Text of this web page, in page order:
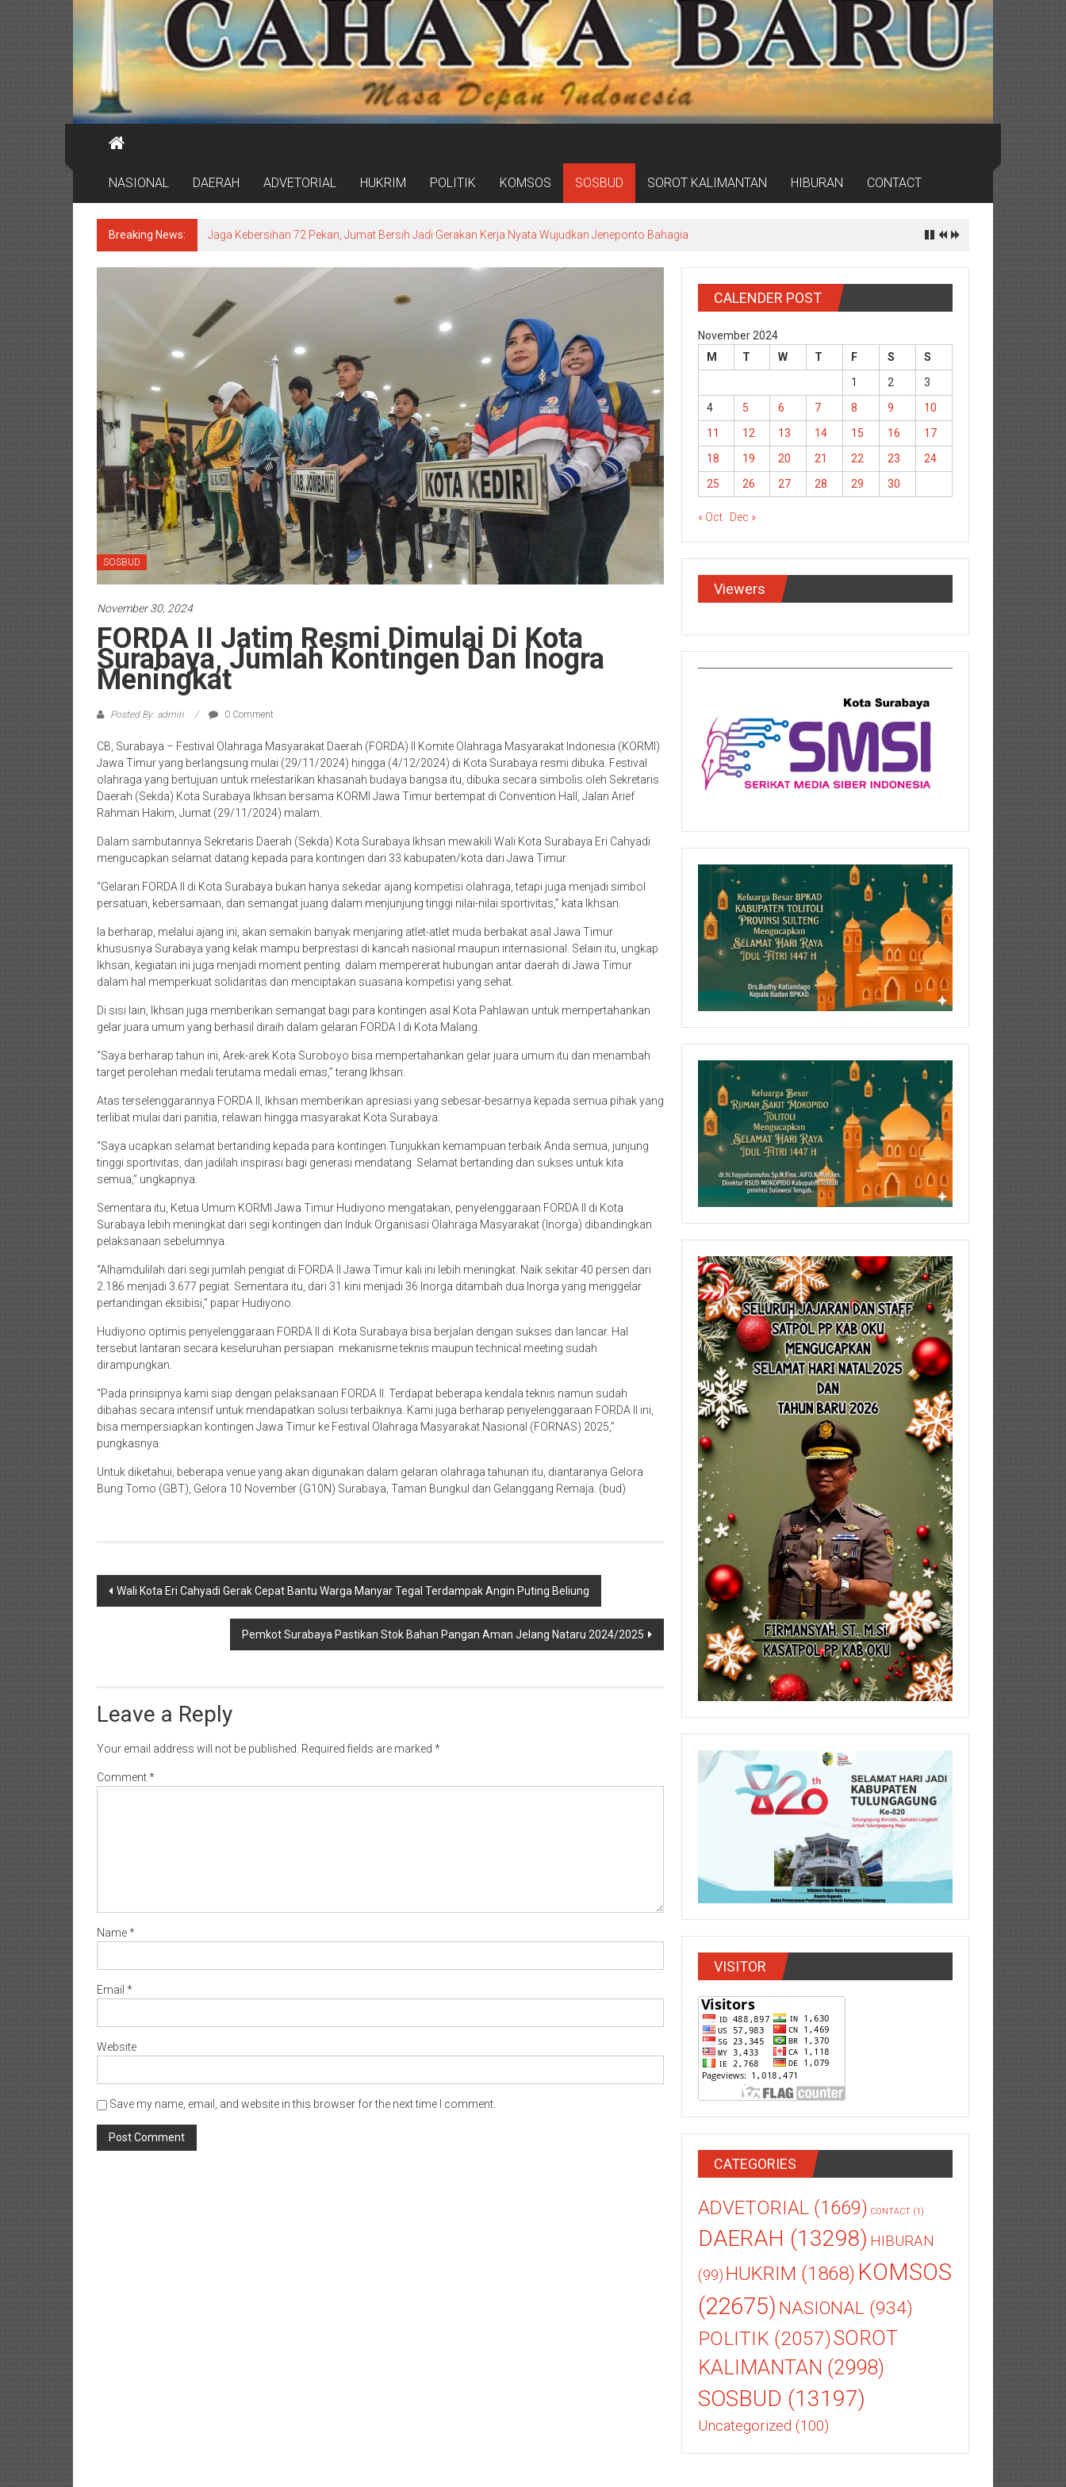
NASIONAL DAERAH ADVETORIAL HUKRIM POLITIK KOMSOS SOSBUD SOROT KALIMANTAN HIBURAN CONTACT
Breaking News: Jaga Kebersihan 72 Pekan, Jumat Bersih Jadi Gerakan Kerja Nyata Wujudkan Jeneponto Bahagia
SOSBUD
November 30, 2024
FORDA II Jatim Resmi Dimulai Di Kota
Surabaya, Jumlah Kontingen Dan Inogra
Meningkat
Posted By: admin 0 Comment
CB, Surabaya – Festival Olahraga Masyarakat Daerah (FORDA) II Komite Olahraga Masyarakat Indonesia (KORMI)
Jawa Timur yang berlangsung mulai (29/11/2024) hingga (4/12/2024) di Kota Surabaya resmi dibuka. Festival
olahraga yang bertujuan untuk melestarikan khasanah budaya bangsa itu, dibuka secara simbolis oleh Sekretaris
Daerah (Sekda) Kota Surabaya Ikhsan bersama KORMI Jawa Timur bertempat di Convention Hall, Jalan Arief
Rahman Hakim, Jumat (29/11/2024) malam.
Dalam sambutannya Sekretaris Daerah (Sekda) Kota Surabaya Ikhsan mewakili Wali Kota Surabaya Eri Cahyadi
mengucapkan selamat datang kepada para kontingen dari 33 kabupaten/kota dari Jawa Timur.
“Gelaran FORDA II di Kota Surabaya bukan hanya sekedar ajang kompetisi olahraga, tetapi juga menjadi simbol
persatuan, kebersamaan, dan semangat juang dalam menjunjung tinggi nilai-nilai sportivitas,” kata Ikhsan.
Ia berharap, melalui ajang ini, akan semakin banyak menjaring atlet-atlet muda berbakat asal Jawa Timur
khususnya Surabaya yang kelak mampu berprestasi di kancah nasional maupun internasional. Selain itu, ungkap
Ikhsan, kegiatan ini juga menjadi moment penting dalam mempererat hubungan antar daerah di Jawa Timur
dalam hal memperkuat solidaritas dan menciptakan suasana kompetisi yang sehat.
Di sisi lain, Ikhsan juga memberikan semangat bagi para kontingen asal Kota Pahlawan untuk mempertahankan
gelar juara umum yang berhasil diraih dalam gelaran FORDA I di Kota Malang.
“Saya berharap tahun ini, Arek-arek Kota Suroboyo bisa mempertahankan gelar juara umum itu dan menambah
target perolehan medali terutama medali emas,” terang Ikhsan.
Atas terselenggarannya FORDA II, Ikhsan memberikan apresiasi yang sebesar-besarnya kepada semua pihak yang
terlibat mulai dari panitia, relawan hingga masyarakat Kota Surabaya.
“Saya ucapkan selamat bertanding kepada para kontingen.Tunjukkan kemampuan terbaik Anda semua, junjung
tinggi sportivitas, dan jadilah inspirasi bagi generasi mendatang. Selamat bertanding dan sukses untuk kita
semua,” ungkapnya.
Sementara itu, Ketua Umum KORMI Jawa Timur Hudiyono mengatakan, penyelenggaraan FORDA II di Kota
Surabaya lebih meningkat dari segi kontingen dan Induk Organisasi Olahraga Masyarakat (Inorga) dibandingkan
pelaksanaan sebelumnya.
“Alhamdulilah dari segi jumlah pengiat di FORDA II Jawa Timur kali ini lebih meningkat. Naik sekitar 40 persen dari
2.186 menjadi 3.677 pegiat. Sementara itu, dari 31 kini menjadi 36 Inorga ditambah dua Inorga yang menggelar
pertandingan eksibisi,” papar Hudiyono.
Hudiyono optimis penyelenggaraan FORDA II di Kota Surabaya bisa berjalan dengan sukses dan lancar. Hal
tersebut lantaran secara keseluruhan persiapan mekanisme teknis maupun technical meeting sudah
dirampungkan.
“Pada prinsipnya kami siap dengan pelaksanaan FORDA II. Terdapat beberapa kendala teknis namun sudah
dibahas secara intensif untuk mendapatkan solusi terbaiknya. Kami juga berharap penyelenggaraan FORDA II ini,
bisa mempersiapkan kontingen Jawa Timur ke Festival Olahraga Masyarakat Nasional (FORNAS) 2025,”
pungkasnya.
Untuk diketahui, beberapa venue yang akan digunakan dalam gelaran olahraga tahunan itu, diantaranya Gelora
Bung Tomo (GBT), Gelora 10 November (G10N) Surabaya, Taman Bungkul dan Gelanggang Remaja. (bud)
Post
Wali Kota Eri Cahyadi Gerak Cepat Bantu Warga Manyar Tegal Terdampak Angin Puting Beliung
Pemkot Surabaya Pastikan Stok Bahan Pangan Aman Jelang Nataru 2024/2025
Leave a Reply
Your email address will not be published. Required fields are marked *
Comment*
Name*
Email *
Website
Save my name, email, and website in this browser for the next time I comment.
CALENDER POST
November 2024
M
T W T F S
S
1
2
3
4
5 6 7 8 9
10
11
12 13 14 15 16
17
18
19 20 21 22 23
24
25
26 27 28 29 30
« Oct Dec »
Viewers
VISITOR
CATEGORIES
ADVETORIAL (1669) CONTACT (1)
DAERAH (13298) HIBURAN
(99) HUKRIM (1868) KOMSOS
(22675) NASIONAL (934)
POLITIK (2057)SOROT
KALIMANTAN (2998)
SOSBUD (13197)
Uncategorized (100)